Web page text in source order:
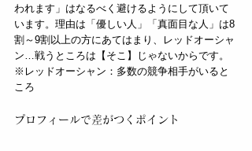
われます」はなるべく避けるようにして頂いて
います。理由は「優しい人」「真面目な人」は8
割～9割以上の方にあてはまり、レッドオーシャ
ン…戦うところは【そこ】じゃないからです。
※レッドオーシャン：多数の競争相手がいると
ころ
プロフィールで差がつくポイント